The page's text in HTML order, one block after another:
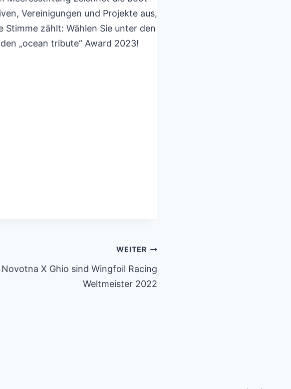
Vereinigungen und Projekte aus,
zählt: Wählen Sie unter den
„ocean tribute“ Award 2023!
WEITER
Novotna X Ghio sind Wingfoil Racing
Weltmeister 2022